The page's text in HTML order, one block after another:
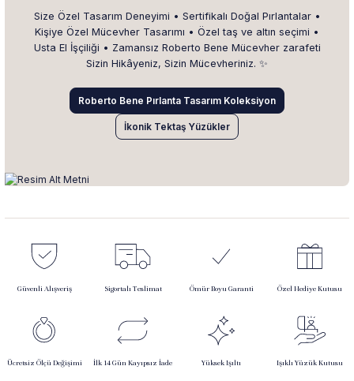
Size Özel Tasarım Deneyimi • Sertifikalı Doğal Pırlantalar •
Kişiye Özel Mücevher Tasarımı • Özel taş ve altın seçimi •
Usta El İşçiliği • Zamansız Roberto Bene Mücevher zarafeti
Sizin Hikâyeniz, Sizin Mücevheriniz. ✨
Roberto Bene Pırlanta Tasarım Koleksiyon
İkonik Tektaş Yüzükler
Güvenli Alışveriş Sigortalı Teslimat Ömür Boyu Garanti Özel Hediye Kutusu
Ücretsiz Ölçü Değişimi İlk 14 Gün Kayıpsız İade Yüksek Işıltı Işıklı Yüzük Kutusu